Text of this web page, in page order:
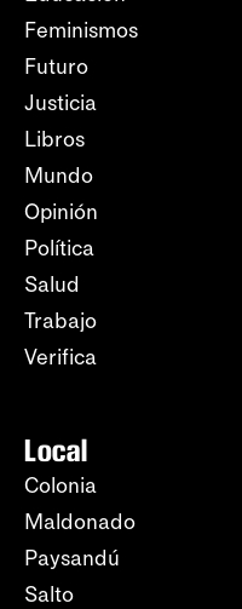
Feminismos
Futuro
Justicia
Libros
Mundo
Opinión
Política
Salud
Trabajo
Verifica
Local
Colonia
Maldonado
Paysandú
Salto